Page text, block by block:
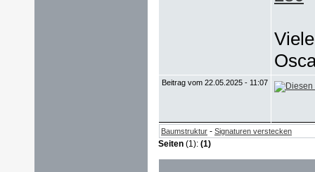
Beitrag vom 22.05.2025 - 11:07
Baumstruktur - Signaturen verstecken
Seiten (1): (1)